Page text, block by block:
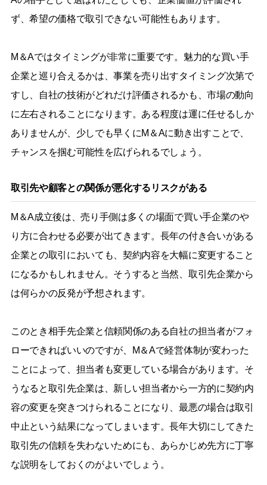
ず、希望の価格で取引できない可能性もあります。
M＆Aではタイミングが非常に重要です。魅力的な買い手
企業と巡り合えるかは、事業を売り出すタイミング次第で
すし、自社の技術がどれだけ評価されるかも、市場の動向
に左右されることになります。ある程度は運に任せるしか
ありませんが、少しでも早くにM＆Aに動き出すことで、
チャンスを掴む可能性を広げられるでしょう。
取引先や顧客との関係が悪化するリスクがある
M＆A成立後は、売り手側は多くの場面で買い手企業のや
り方に合わせる必要が出てきます。長年の付き合いがある
企業との取引においても、契約内容を大幅に変更すること
になるかもしれません。そうすると当然、取引先企業から
は何らかの反発が予想されます。
このとき相手先企業と信頼関係のある自社の担当者がフォ
ローできればいいのですが、M＆Aで経営体制が変わった
ことによって、担当者も変更している場合があります。そ
うなると取引先企業は、新しい担当者から一方的に契約内
容の変更を突きつけられることになり、最悪の場合は取引
中止という結果になってしまいます。長年大切にしてきた
取引先の信頼を失わないためにも、あらかじめ先方に丁寧
な説明をしておくのがよいでしょう。